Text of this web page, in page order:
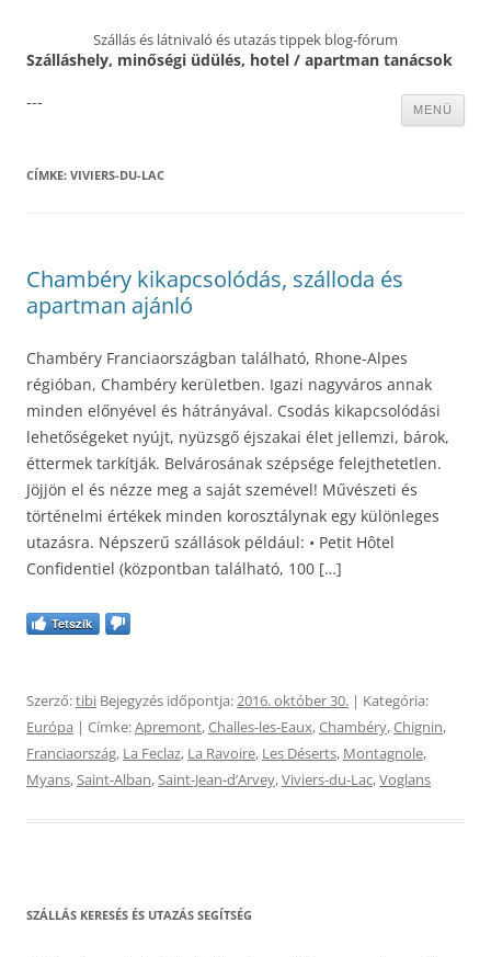
Szállás és látnivaló és utazás tippek blog-fórum
Szálláshely, minőségi üdülés, hotel / apartman tanácsok
MENÜ
---
CÍMKE: VIVIERS-DU-LAC
Chambéry kikapcsolódás, szálloda és
apartman ajánló
Chambéry Franciaországban található, Rhone-Alpes
régióban, Chambéry kerületben. Igazi nagyváros annak
minden előnyével és hátrányával. Csodás kikapcsolódási
lehetőségeket nyújt, nyüzsgő éjszakai élet jellemzi, bárok,
éttermek tarkítják. Belvárosának szépsége felejthetetlen.
Jöjjön el és nézze meg a saját szemével! Művészeti és
történelmi értékek minden korosztálynak egy különleges
utazásra. Népszerű szállások például: • Petit Hôtel
Confidentiel (központban található, 100 […]
Tetszik
Szerző:tibi Bejegyzés időpontja:2016. október 30. | Kategória:
Európa | Címke:Apremont,Challes-les-Eaux,Chambéry,Chignin,
Franciaország, La Feclaz, La Ravoire, Les Déserts, Montagnole,
Myans,Saint-Alban,Saint-Jean-dʼArvey,Viviers-du-Lac,Voglans
SZÁLLÁS KERESÉS ÉS UTAZÁS SEGÍTSÉG